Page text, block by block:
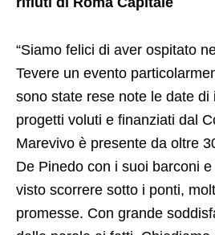
“Siamo felici di aver ospitato
Tevere un evento
sono state rese note le date di
progetti voluti e finanziati dal
Marevivo è presente da oltre
De Pinedo con i suoi barconi
visto scorrere sotto i ponti,
promesse. Con grande